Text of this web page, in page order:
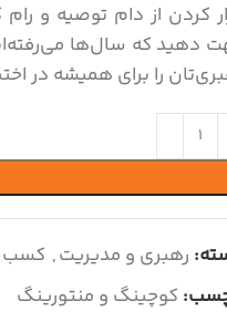
کردن از دام توصیه و
دهید که سال‌ها
را برای همیشه در
رهبری و مدیریت, کسب
کوچینگ و منتورینگ